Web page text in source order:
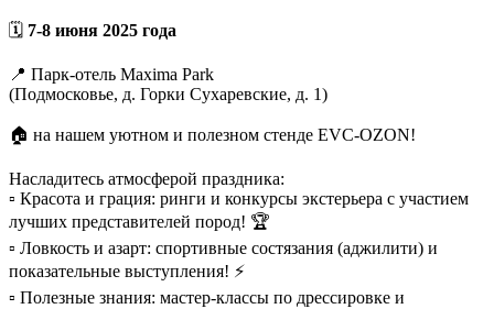
🗓 7-8 июня 2025 года
📍 Парк-отель Maxima Park
(Подмосковье, д. Горки Сухаревские, д. 1)
🏠 на нашем уютном и полезном стенде EVC-OZON!
Насладитесь атмосферой праздника:
▫️ Красота и грация: ринги и конкурсы экстерьера с участием
лучших представителей пород! 🏆
▫️ Ловкость и азарт: спортивные состязания (аджилити) и
показательные выступления! ⚡️
▫️ Полезные знания: мастер-классы по дрессировке и